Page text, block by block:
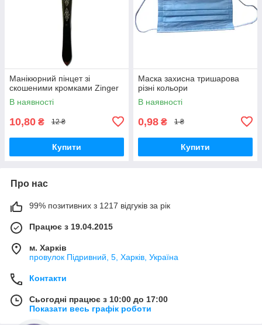
Манікюрний пінцет зі
скошеними кромками Zinger
В наявності
10,80 ₴ 12 ₴
Купити
Маска захисна тришарова
різні кольори
В наявності
0,98 ₴ 1 ₴
Купити
Про нас
99% позитивних з 1217 відгуків за рік
Працює з 19.04.2015
м. Харків
провулок Підривний, 5, Харків, Україна
Контакти
Сьогодні працює з 10:00 до 17:00
Показати весь графік роботи